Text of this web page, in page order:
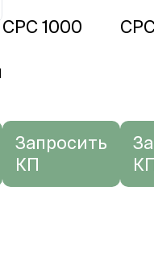
CPC 1000
Запросить
КП